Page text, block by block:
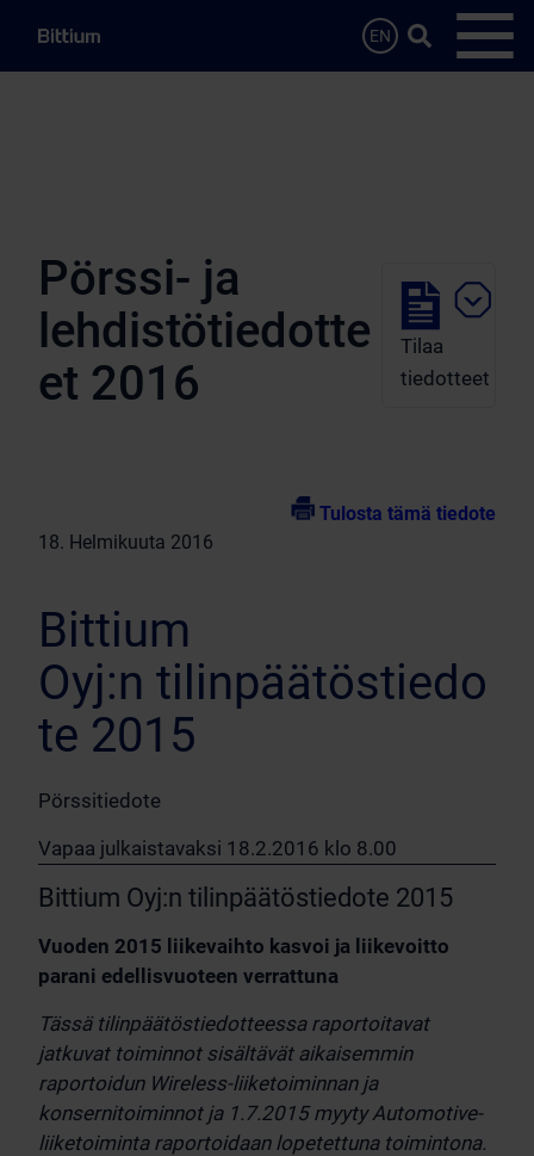
EN
Hae…
Avaa
Pörssi- ja
lehdistötiedotte
et 2016
Tilaa
tiedotteet
Tulosta tämä tiedote
18. Helmikuuta 2016
Bittium
Oyj:n tilinpäätöstiedo
te 2015
Pörssitiedote
Vapaa julkaistavaksi 18.2.2016 klo 8.00
Bittium Oyj:n tilinpäätöstiedote 2015
Vuoden 2015 liikevaihto kasvoi ja liikevoitto
parani edellisvuoteen verrattuna
Tässä tilinpäätöstiedotteessa raportoitavat
jatkuvat toiminnot sisältävät aikaisemmin
raportoidun Wireless-liiketoiminnan ja
konsernitoiminnot ja 1.7.2015 myyty Automotive-
liiketoiminta raportoidaan lopetettuna toimintona.